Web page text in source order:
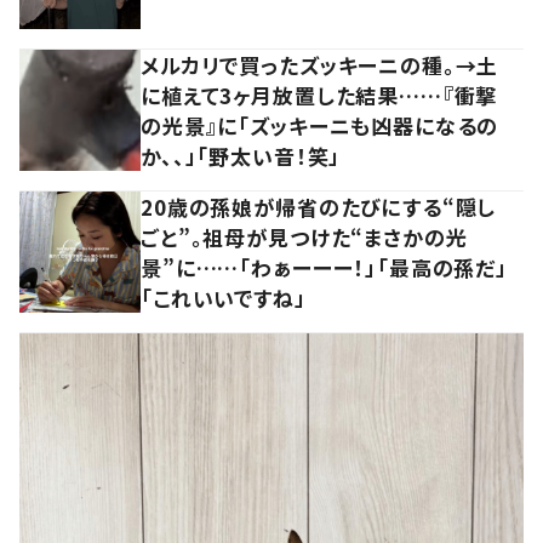
メルカリで買ったズッキーニの種。→土
に植えて3ヶ月放置した結果……『衝撃
の光景』に「ズッキーニも凶器になるの
か、、」「野太い音！笑」
20歳の孫娘が帰省のたびにする“隠し
ごと”。祖母が見つけた“まさかの光
景”に……「わぁーーー！」「最高の孫だ」
「これいいですね」